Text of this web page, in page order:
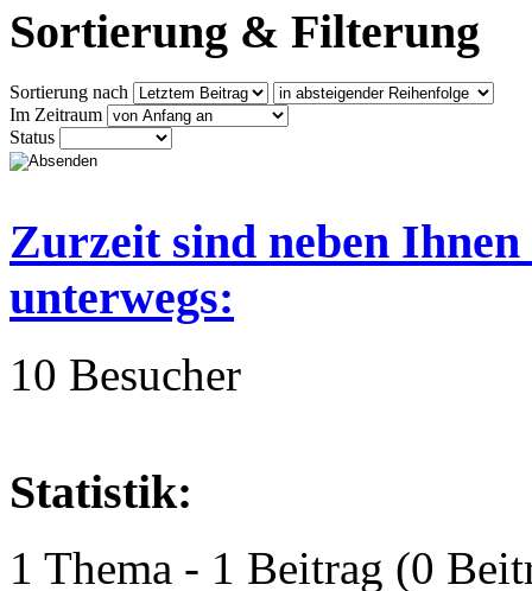
Sortierung & Filterung
Sortierung nach
Im Zeitraum
Status
Zurzeit sind neben
unterwegs:
10 Besucher
Statistik:
1 Thema - 1 Beitrag (0